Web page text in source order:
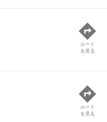
ルート
を見る
ルート
を見る